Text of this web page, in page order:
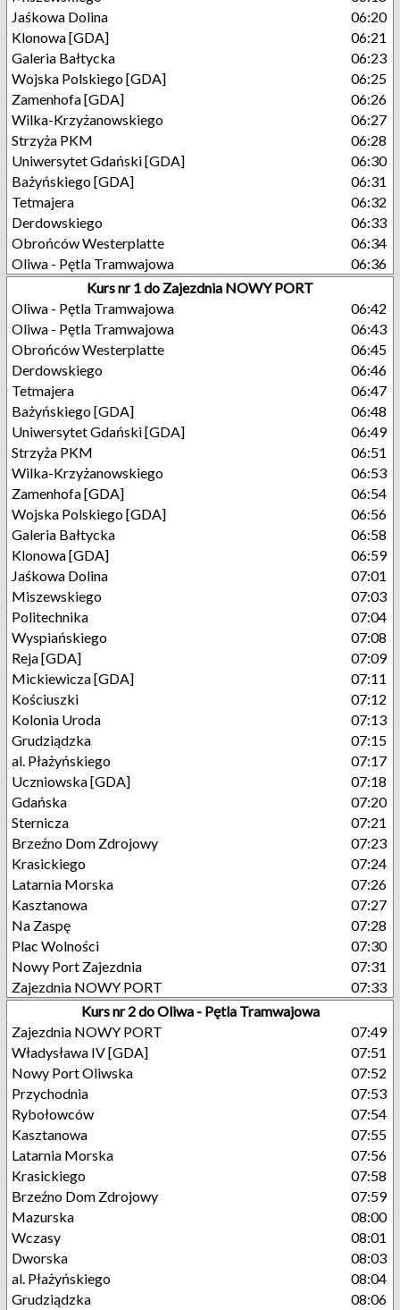
Jaśkowa Dolina
06:20
Klonowa [GDA]
06:21
Galeria Bałtycka
06:23
Wojska Polskiego [GDA]
06:25
Zamenhofa [GDA]
06:26
Wilka-Krzyżanowskiego
06:27
Strzyża PKM
06:28
Uniwersytet Gdański [GDA]
06:30
Bażyńskiego [GDA]
06:31
Tetmajera
06:32
Derdowskiego
06:33
Obrońców Westerplatte
06:34
Oliwa - Pętla Tramwajowa
06:36
Kurs nr 1 do Zajezdnia NOWY PORT
Oliwa - Pętla Tramwajowa
06:42
Oliwa - Pętla Tramwajowa
06:43
Obrońców Westerplatte
06:45
Derdowskiego
06:46
Tetmajera
06:47
Bażyńskiego [GDA]
06:48
Uniwersytet Gdański [GDA]
06:49
Strzyża PKM
06:51
Wilka-Krzyżanowskiego
06:53
Zamenhofa [GDA]
06:54
Wojska Polskiego [GDA]
06:56
Galeria Bałtycka
06:58
Klonowa [GDA]
06:59
Jaśkowa Dolina
07:01
Miszewskiego
07:03
Politechnika
07:04
Wyspiańskiego
07:08
Reja [GDA]
07:09
Mickiewicza [GDA]
07:11
Kościuszki
07:12
Kolonia Uroda
07:13
Grudziądzka
07:15
al. Płażyńskiego
07:17
Uczniowska [GDA]
07:18
Gdańska
07:20
Sternicza
07:21
Brzeźno Dom Zdrojowy
07:23
Krasickiego
07:24
Latarnia Morska
07:26
Kasztanowa
07:27
Na Zaspę
07:28
Plac Wolności
07:30
Nowy Port Zajezdnia
07:31
Zajezdnia NOWY PORT
07:33
Kurs nr 2 do Oliwa - Pętla Tramwajowa
Zajezdnia NOWY PORT
07:49
Władysława IV [GDA]
07:51
Nowy Port Oliwska
07:52
Przychodnia
07:53
Rybołowców
07:54
Kasztanowa
07:55
Latarnia Morska
07:56
Krasickiego
07:58
Brzeźno Dom Zdrojowy
07:59
Mazurska
08:00
Wczasy
08:01
Dworska
08:03
al. Płażyńskiego
08:04
Grudziądzka
08:06